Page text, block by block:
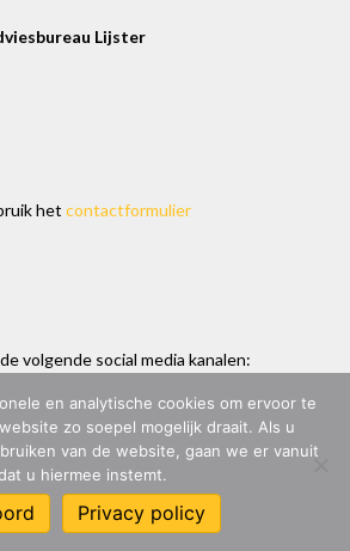
Lijster
het contactformulier
volgende social media kanalen:
& ADVIESBUREAU LIJSTER
& BOUW: MARC HOPPEN
en analytische cookies om ervoor te
zo soepel mogelijk draait. Als u
van de website, gaan we er vanuit
u hiermee instemt.
Privacy policy